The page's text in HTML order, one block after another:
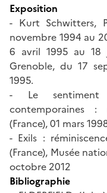
Exposition
- Kurt Schwitters,
novembre 1994 au
6 avril 1995 au 18
Grenoble, du 17
1995.
- Le
contemporaines :
(France), 01 mars
- Exils :
(France), Musée
octobre 2012
Bibliographie